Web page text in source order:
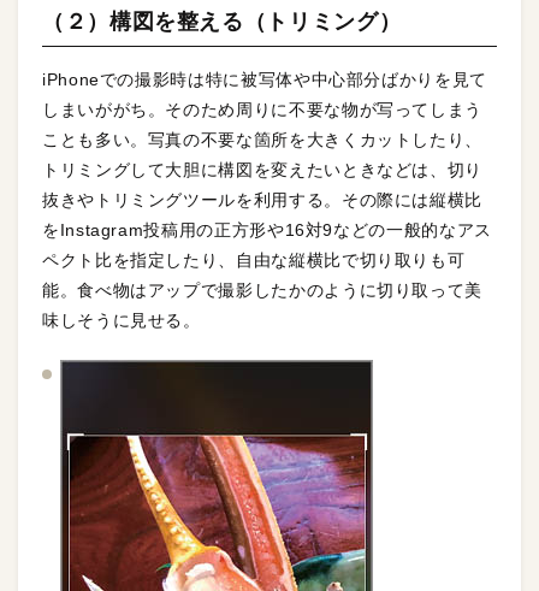
（２）構図を整える（トリミング）
iPhoneでの撮影時は特に被写体や中心部分ばかりを見て
しまいががち。そのため周りに不要な物が写ってしまう
ことも多い。写真の不要な箇所を大きくカットしたり、
トリミングして大胆に構図を変えたいときなどは、切り
抜きやトリミングツールを利用する。その際には縦横比
をInstagram投稿用の正方形や16対9などの一般的なアス
ペクト比を指定したり、自由な縦横比で切り取りも可
能。食べ物はアップで撮影したかのように切り取って美
味しそうに見せる。